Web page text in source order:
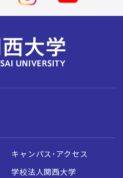
キャンパス・アクセス
学校法人関西大学